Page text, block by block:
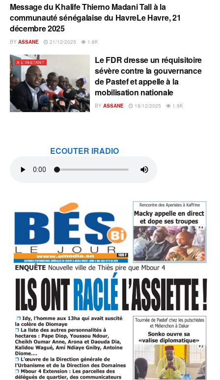
A L'INSTANT
Message du Khalife Thierno Madani Tall à la
communauté sénégalaise du HavreLe Havre, 21
décembre 2025
BY ASSANE 21/12/2025 1.8K
A L'INSTANT
Le FDR dresse un réquisitoire
sévère contre la gouvernance
de Pastef et appelle à la
mobilisation nationale
BY ASSANE 18/12/2025 1.9K
ECOUTER IRADIO